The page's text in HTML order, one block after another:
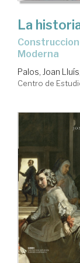
La
construcciones visuales del pasado en la Edad
Moderna
Palos, Joan Lluís
Centro de